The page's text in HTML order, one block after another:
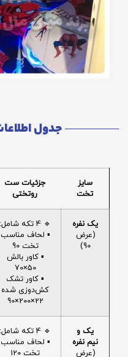
جدول
سایز
تخت
جزئیات ست
روتختی
یک نفره
(عرض
90)
🔹 4 تکه شامل:
▪️ لحاف مناسب
تخت 90
▪️ کاور بالش
50×70
▪️ کاور تشک
کش‌دوزی شده
22×200×90
یک و
نیم نفره
(عرض
🔹 4 تکه شامل:
▪️ لحاف مناسب
تخت 120